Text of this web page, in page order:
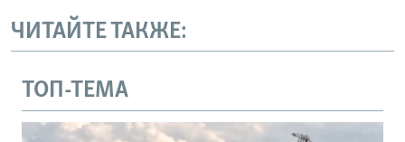
ЧИТАЙТЕ ТАКЖЕ:
ТОП-ТЕМА